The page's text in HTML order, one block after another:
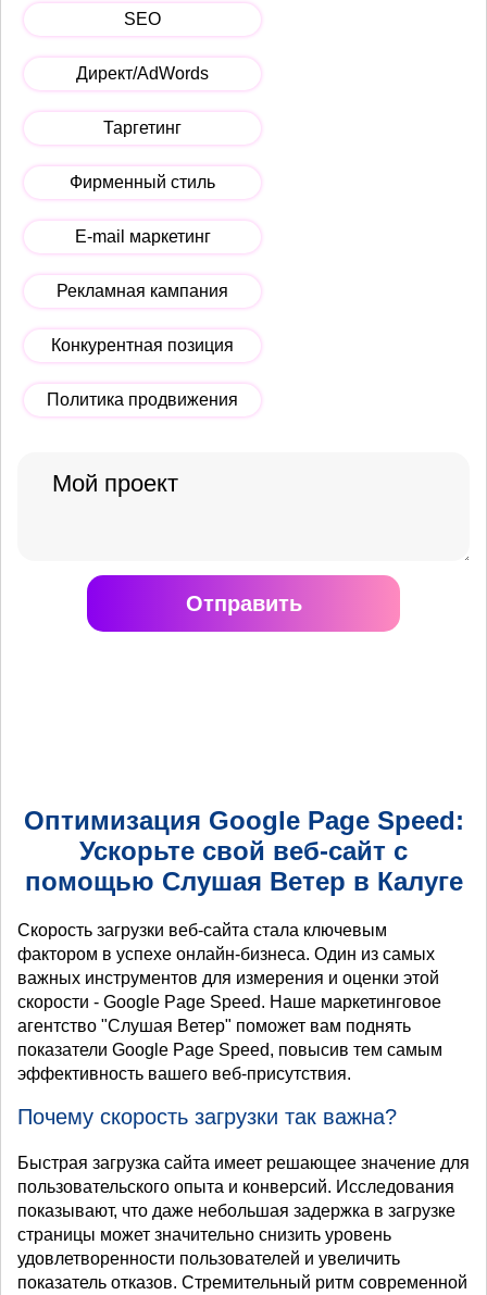
SEO
Директ/AdWords
Таргетинг
Фирменный стиль
E-mail маркетинг
Рекламная кампания
Конкурентная позиция
Политика продвижения
Отправить
Оптимизация Google Page Speed:
Ускорьте свой веб-сайт с
помощью Слушая Ветер в Калуге
Скорость загрузки веб-сайта стала ключевым
фактором в успехе онлайн-бизнеса. Один из самых
важных инструментов для измерения и оценки этой
скорости - Google Page Speed. Наше маркетинговое
агентство "Слушая Ветер" поможет вам поднять
показатели Google Page Speed, повысив тем самым
эффективность вашего веб-присутствия.
Почему скорость загрузки так важна?
Быстрая загрузка сайта имеет решающее значение для
пользовательского опыта и конверсий. Исследования
показывают, что даже небольшая задержка в загрузке
страницы может значительно снизить уровень
удовлетворенности пользователей и увеличить
показатель отказов. Стремительный ритм современной